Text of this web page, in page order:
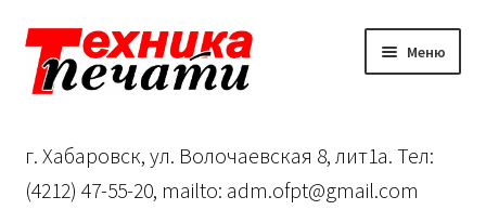
Перейти
навигации
Перейти
содержимому
Меню
Сервисный центр
г. Хабаровск, ул. Волочаевская 8, лит1а. Тел:
(4212) 47-55-20, mailto: adm.ofpt@gmail.com